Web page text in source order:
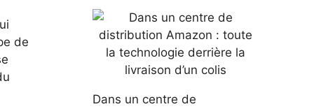
de
Dans un centre de